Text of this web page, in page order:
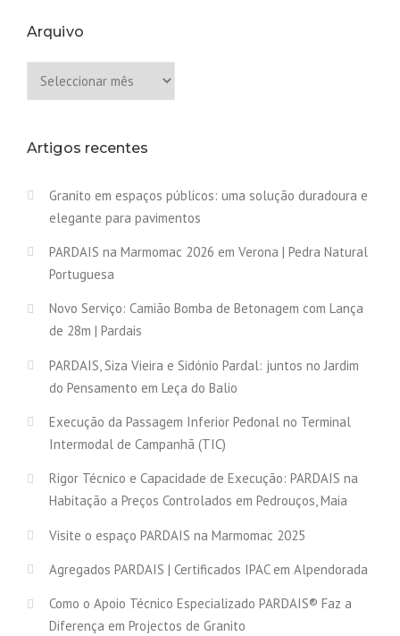
Arquivo
Artigos recentes
Granito em espaços públicos: uma solução duradoura e
elegante para pavimentos
PARDAIS na Marmomac 2026 em Verona | Pedra Natural
Portuguesa
Novo Serviço: Camião Bomba de Betonagem com Lança
de 28m | Pardais
PARDAIS, Siza Vieira e Sidónio Pardal: juntos no Jardim
do Pensamento em Leça do Balio
Execução da Passagem Inferior Pedonal no Terminal
Intermodal de Campanhã (TIC)
Rigor Técnico e Capacidade de Execução: PARDAIS na
Habitação a Preços Controlados em Pedrouços, Maia
Visite o espaço PARDAIS na Marmomac 2025
Agregados PARDAIS | Certificados IPAC em Alpendorada
Como o Apoio Técnico Especializado PARDAIS® Faz a
Diferença em Projectos de Granito